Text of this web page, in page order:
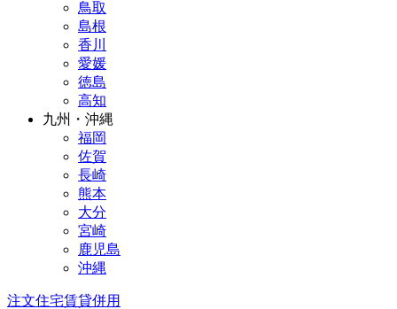
鳥取
島根
香川
愛媛
徳島
高知
九州・沖縄
福岡
佐賀
長崎
熊本
大分
宮崎
鹿児島
沖縄
注文住宅賃貸併用